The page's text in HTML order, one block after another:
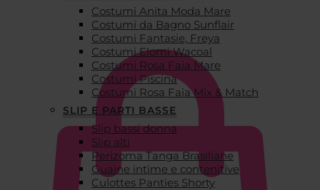
Costumi Anita Moda Mare
Costumi da Bagno Sunflair
Costumi Fantasie, Freya
Costumi Elomi Wacoal
Costumi Rosa Faia Mare
Costumi Piscina
Costumi Rosa Faia Mix & Match
SLIP E PARTI BASSE
Slip bassi donna
Slip alti
Perizoma Tanga Brasiliane
Guaine intime e contenitive
Culottes Panties Shorty